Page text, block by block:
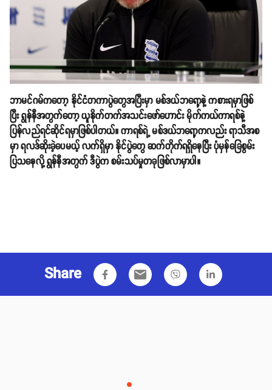
ဘာမင်ဂမ်ကတော့ နိုင်ငံတကာပွဲတွေအပြီးမှာ မစ်ဒယ်ဘရော့နဲ့ ကစားရမှာဖြစ်
ပြီး ရွန်နီအတွက်တော့ ယူနိုက်တက်အသင်းဖော်ဟောင်း မိုက်ကယ်ကာရစ်နဲ့
ပြန်လည်ရင်ဆိုင်ရမှာဖြစ်ပါတယ်။ ကာရစ်ရဲ့ မစ်ဒယ်ဘရော့ကလည်း ရာသီအစ
မှာ ရလဒ်ဆိုးခဲ့ပေမယ့် လက်ရှိမှာ နိုင်ပွဲတွေ ဆက်တိုက်ရရှိနေပြီး ပုံမှန်ခြေစွမ်း
ပြသနေလို့ ရွန်နီအတွက် ဒီပွဲက စမ်းသပ်မှုတခုဖြစ်လာမှာပါ။
Share email